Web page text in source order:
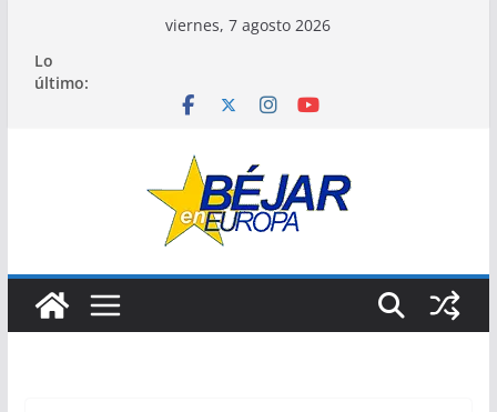
contenido
viernes, 7 agosto 2026
Lo
último: